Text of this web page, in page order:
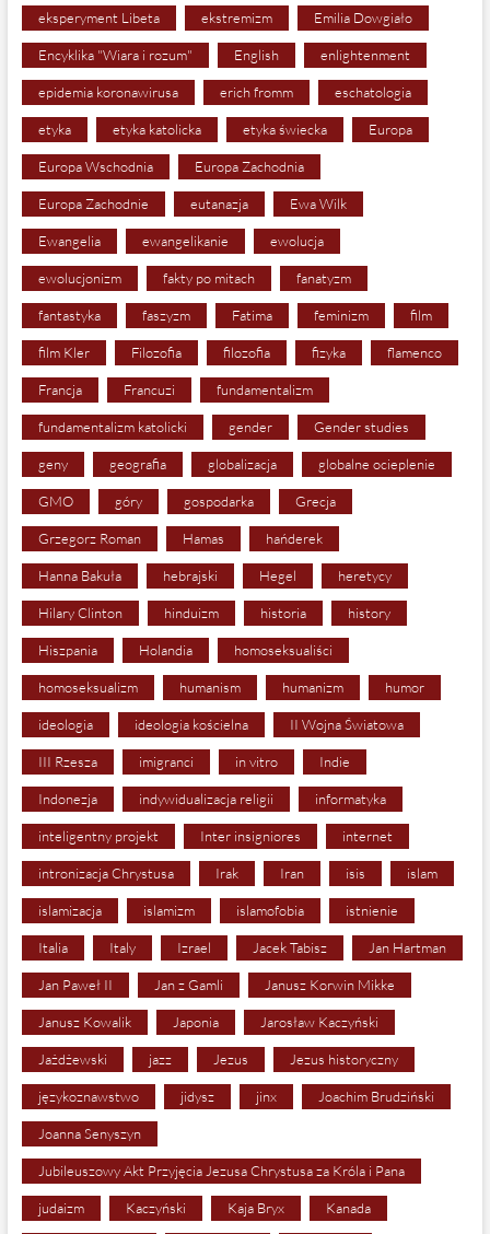
eksperyment Libeta ekstremizm Emilia Dowgiało
Encyklika "Wiara i rozum" English enlightenment
epidemia koronawirusa erich fromm eschatologia
etyka etyka katolicka etyka świecka Europa
Europa Wschodnia Europa Zachodnia
Europa Zachodnie eutanazja Ewa Wilk
Ewangelia ewangelikanie ewolucja
ewolucjonizm fakty po mitach fanatyzm
fantastyka faszyzm Fatima feminizm film
film Kler Filozofia filozofia fizyka flamenco
Francja Francuzi fundamentalizm
fundamentalizm katolicki gender Gender studies
geny geografia globalizacja globalne ocieplenie
GMO góry gospodarka Grecja
Grzegorz Roman Hamas hańderek
Hanna Bakuła hebrajski Hegel heretycy
Hilary Clinton hinduizm historia history
Hiszpania Holandia homoseksualiści
homoseksualizm humanism humanizm humor
ideologia ideologia kościelna II Wojna Światowa
III Rzesza imigranci in vitro Indie
Indonezja indywidualizacja religii informatyka
inteligentny projekt Inter insigniores internet
intronizacja Chrystusa Irak Iran isis islam
islamizacja islamizm islamofobia istnienie
Italia Italy Izrael Jacek Tabisz Jan Hartman
Jan Paweł II Jan z Gamli Janusz Korwin Mikke
Janusz Kowalik Japonia Jarosław Kaczyński
Jażdżewski jazz Jezus Jezus historyczny
językoznawstwo jidysz jinx Joachim Brudziński
Joanna Senyszyn
Jubileuszowy Akt Przyjęcia Jezusa Chrystusa za Króla i Pana
judaizm Kaczyński Kaja Bryx Kanada